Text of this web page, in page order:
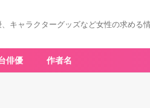
キャラクターグッズなど女性の求める
俳優 作者名